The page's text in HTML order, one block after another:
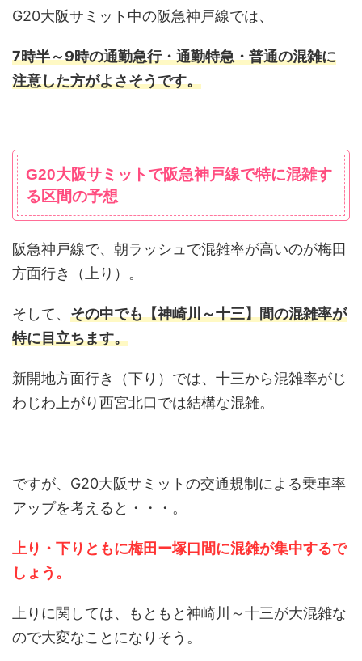
G20大阪サミット中の阪急神戸線では、
7時半～9時の通勤急行・通勤特急・普通の混雑に
注意した方がよさそうです。
G20大阪サミットで阪急神戸線で特に混雑す
る区間の予想
阪急神戸線で、朝ラッシュで混雑率が高いのが梅田
方面行き（上り）。
そして、 その中でも【神崎川～十三】間の混雑率が
特に目立ちます。
新開地方面行き（下り）では、十三から混雑率がじ
わじわ上がり西宮北口では結構な混雑。
ですが、G20大阪サミットの交通規制による乗車率
アップを考えると・・・。
上り・下りともに梅田ー塚口間に混雑が集中するで
しょう。
上りに関しては、もともと神崎川～十三が大混雑な
ので大変なことになりそう。